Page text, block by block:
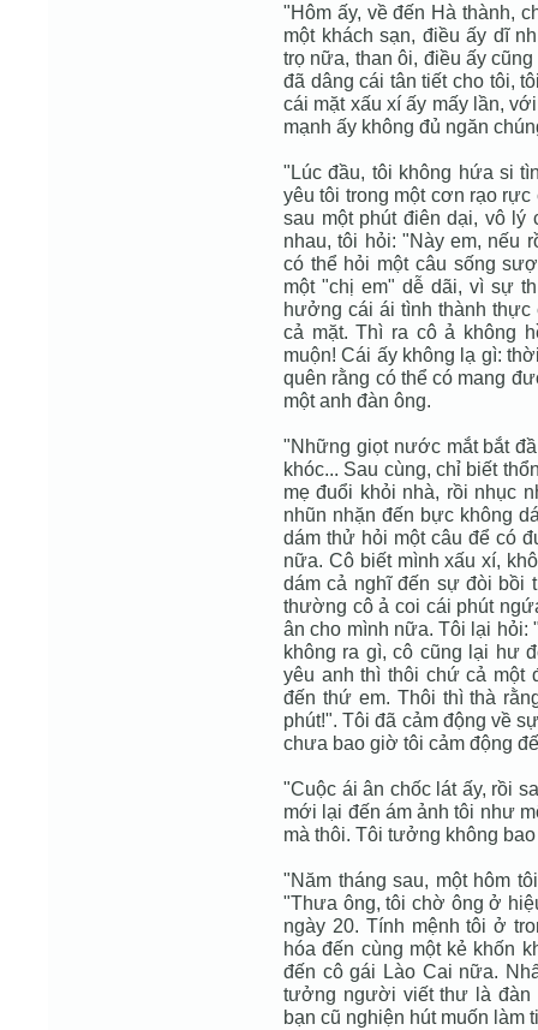
"Hôm ấy, về đến Hà thành,
một khách sạn, điều ấy dĩ
trọ nữa, than ôi, điều ấy
đã dâng cái tân tiết cho tôi,
cái mặt xấu xí ấy mấy lần,
mạnh ấy không đủ ngăn
"Lúc đầu, tôi không hứa si
yêu tôi trong một cơn rạo
sau một phút điên dại, vô lý
nhau, tôi hỏi: "Này em, nếu
có thể hỏi một câu sống
một "chị em" dễ dãi, vì sự
hưởng cái ái tình thành thực
cả mặt. Thì ra cô ả không
muộn! Cái ấy không lạ gì:
quên rằng có thể có mang
một anh đàn ông.
"Những giọt nước mắt bắt
khóc... Sau cùng, chỉ biết
mẹ đuổi khỏi nhà, rồi nhục
nhũn nhặn đến bực không
dám thử hỏi một câu để có
nữa. Cô biết mình xấu xí,
dám cả nghĩ đến sự đòi bồi
thường cô ả coi cái phút
ân cho mình nữa. Tôi lại hỏi:
không ra gì, cô cũng lại hư
yêu anh thì thôi chứ cả một
đến thứ em. Thôi thì thà
phút!". Tôi đã cảm động về
chưa bao giờ tôi cảm động
"Cuộc ái ân chốc lát ấy, rồi
mới lại đến ám ảnh tôi như
mà thôi. Tôi tưởng không
"Năm tháng sau, một hôm
"Thưa ông, tôi chờ ông ở
ngày 20. Tính mệnh tôi ở
hóa đến cùng một kẻ khốn
đến cô gái Lào Cai nữa.
tưởng người viết thư là đàn
bạn cũ nghiện hút muốn làm